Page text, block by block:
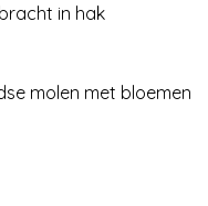
in hak
molen met bloemen